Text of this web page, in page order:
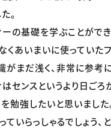
。
ーの基礎を学ぶことができ
くあいまいに使っていた
がまだ浅く、非常に参考
はセンスというより日ご
を勉強したいと思いました
ていらっしゃるでしょう